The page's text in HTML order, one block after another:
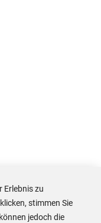
Erlebnis zu
stimmen Sie
jedoch die